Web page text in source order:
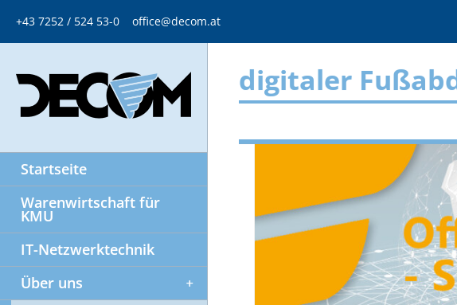
+43 7252 / 524 53-0 office@decom.at
Startseite
Warenwirtschaft für
KMU
IT-Netzwerktechnik
Über uns
digitaler